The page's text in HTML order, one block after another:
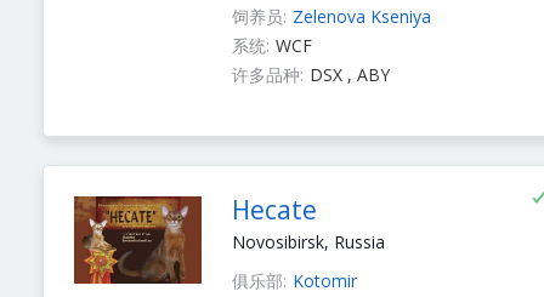
饲养员: Zelenova Kseniya
系统: WCF
许多品种: DSX , ABY
Hecate
Novosibirsk, Russia
俱乐部: Kotomir